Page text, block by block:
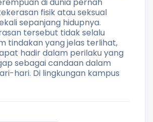
fisik atau seksual
sepanjang hidupnya.
tersebut tidak selalu
tindakan yang jelas terlihat,
hadir dalam perilaku yang
sebagai candaan dalam
hari. Di lingkungan kampus